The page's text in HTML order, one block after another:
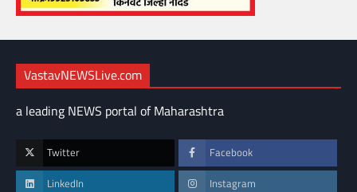
VastavNEWSLive.com
a leading NEWS portal of Maharashtra
Twitter Facebook
LinkedIn Instagram